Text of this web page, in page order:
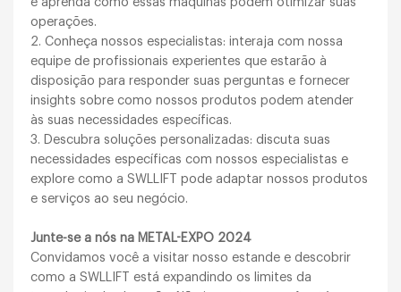
operações.
2. Conheça nossos especialistas: interaja com nossa
equipe de profissionais experientes que estarão à
disposição para responder suas perguntas e fornecer
insights sobre como nossos produtos podem atender
às suas necessidades específicas.
3. Descubra soluções personalizadas: discuta suas
necessidades específicas com nossos especialistas e
explore como a SWLLIFT pode adaptar nossos produtos
e serviços ao seu negócio.
Junte-se a nós na METAL-EXPO 2024
Convidamos você a visitar nosso estande e descobrir
como a SWLLIFT está expandindo os limites da